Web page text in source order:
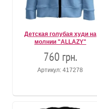
Детская голубая худи на
молнии "ALLAZY"
760 грн.
Артикул: 417278